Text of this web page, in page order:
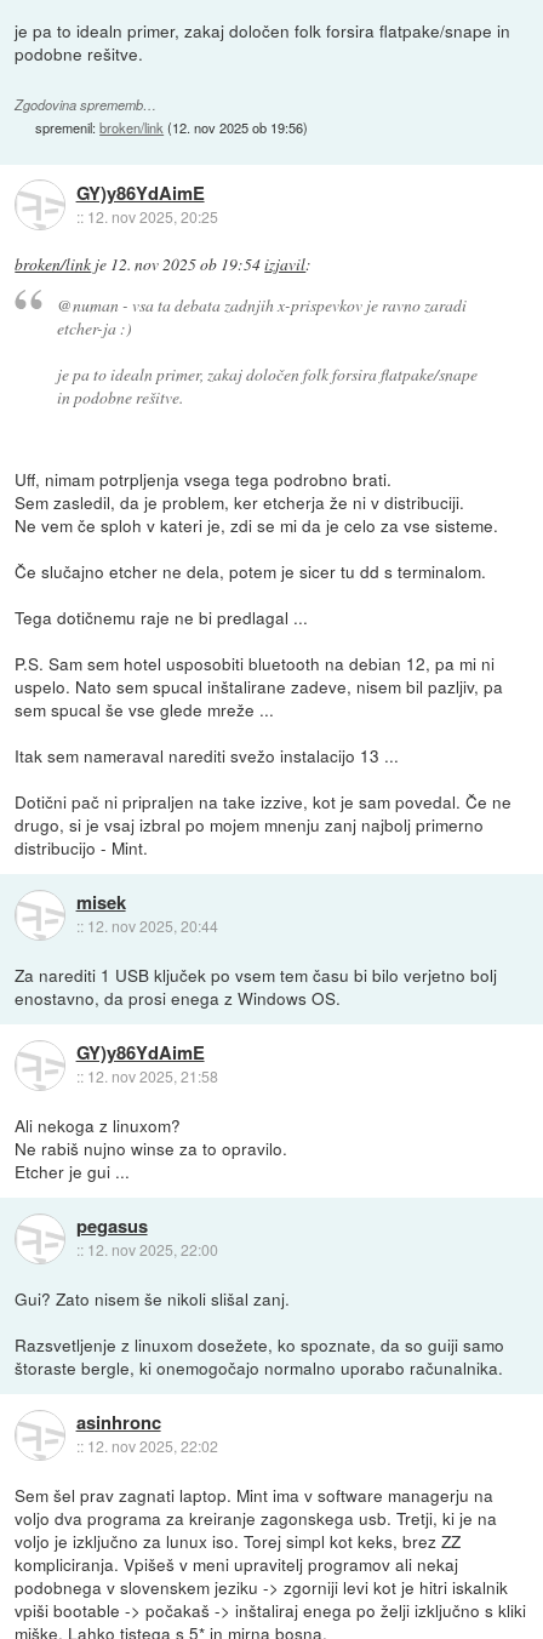
je pa to idealn primer, zakaj določen folk forsira flatpake/snape in
podobne rešitve.
Zgodovina sprememb…
spremenil:broken/link (12. nov 2025 ob 19:56)
GY)y86YdAimE
:: 12. nov 2025, 20:25
broken/link je 12. nov 2025 ob 19:54izjavil:
@numan - vsa ta debata zadnjih x-prispevkov je ravno zaradi
etcher-ja :)
je pa to idealn primer, zakaj določen folk forsira flatpake/snape
in podobne rešitve.
Uff, nimam potrpljenja vsega tega podrobno brati.
Sem zasledil, da je problem, ker etcherja že ni v distribuciji.
Ne vem če sploh v kateri je, zdi se mi da je celo za vse sisteme.
Če slučajno etcher ne dela, potem je sicer tu dd s terminalom.
Tega dotičnemu raje ne bi predlagal ...
P.S. Sam sem hotel usposobiti bluetooth na debian 12, pa mi ni
uspelo. Nato sem spucal inštalirane zadeve, nisem bil pazljiv, pa
sem spucal še vse glede mreže ...
Itak sem nameraval narediti svežo instalacijo 13 ...
Dotični pač ni pripraljen na take izzive, kot je sam povedal. Če ne
drugo, si je vsaj izbral po mojem mnenju zanj najbolj primerno
distribucijo - Mint.
misek
:: 12. nov 2025, 20:44
Za narediti 1 USB ključek po vsem tem času bi bilo verjetno bolj
enostavno, da prosi enega z Windows OS.
GY)y86YdAimE
:: 12. nov 2025, 21:58
Ali nekoga z linuxom?
Ne rabiš nujno winse za to opravilo.
Etcher je gui ...
pegasus
:: 12. nov 2025, 22:00
Gui? Zato nisem še nikoli slišal zanj.
Razsvetljenje z linuxom dosežete, ko spoznate, da so guiji samo
štoraste bergle, ki onemogočajo normalno uporabo računalnika.
asinhronc
:: 12. nov 2025, 22:02
Sem šel prav zagnati laptop. Mint ima v software managerju na
voljo dva programa za kreiranje zagonskega usb. Tretji, ki je na
voljo je izključno za lunux iso. Torej simpl kot keks, brez ZZ
kompliciranja. Vpišeš v meni upravitelj programov ali nekaj
podobnega v slovenskem jeziku -> zgorniji levi kot je hitri iskalnik
vpiši bootable -> počakaš -> inštaliraj enega po želji izključno s kliki
miške. Lahko tistega s 5* in mirna bosna.